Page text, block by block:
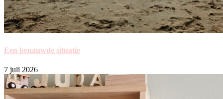
Een benauwde situatie
7 juli 2026